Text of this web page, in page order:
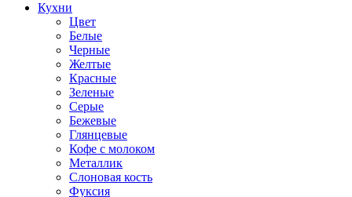
Кухни
Цвет
Белые
Черные
Желтые
Красные
Зеленые
Серые
Бежевые
Глянцевые
Кофе с молоком
Металлик
Слоновая кость
Фуксия